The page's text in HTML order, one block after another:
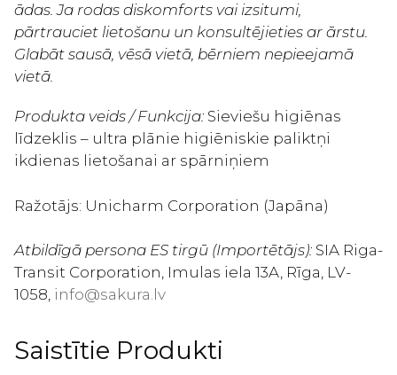
ādas. Ja rodas diskomforts vai izsitumi,
pārtrauciet lietošanu un konsultējieties ar ārstu.
Glabāt sausā, vēsā vietā, bērniem nepieejamā
vietā.
Produkta veids / Funkcija: Sieviešu higiēnas
līdzeklis – ultra plānie higiēniskie paliktņi
ikdienas lietošanai ar spārniņiem
Ražotājs: Unicharm Corporation (Japāna)
Atbildīgā persona ES tirgū (Importētājs): SIA Riga-
Transit Corporation, Imulas iela 13A, Rīga, LV-
1058, info@sakura.lv
Saistītie Produkti